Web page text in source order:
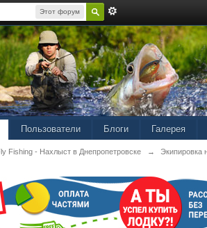
Этот форум
Пользователи Блоги Галерея
Fishing - Нахлыст в Днепропетровске → Экипировка